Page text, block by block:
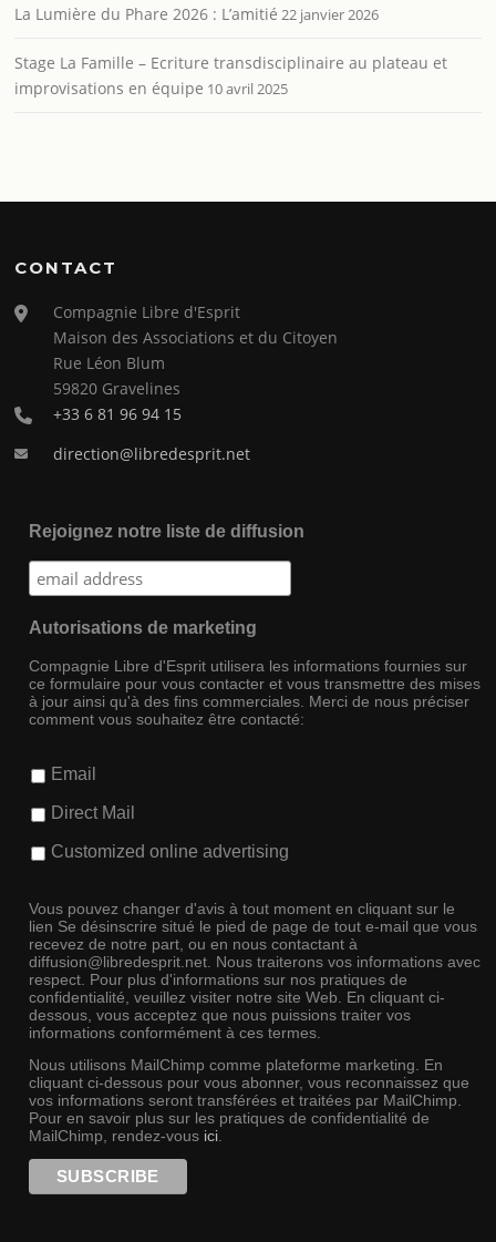
La Lumière du Phare 2026 : L’amitié 22 janvier 2026
Stage La Famille – Ecriture transdisciplinaire au plateau et
improvisations en équipe 10 avril 2025
CONTACT
Compagnie Libre d'Esprit
Maison des Associations et du Citoyen
Rue Léon Blum
59820 Gravelines
+33 6 81 96 94 15
direction@libredesprit.net
Rejoignez notre liste de diffusion
Autorisations de marketing
Compagnie Libre d'Esprit utilisera les informations fournies sur
ce formulaire pour vous contacter et vous transmettre des mises
à jour ainsi qu'à des fins commerciales. Merci de nous préciser
comment vous souhaitez être contacté:
Email
Direct Mail
Customized online advertising
Vous pouvez changer d'avis à tout moment en cliquant sur le
lien Se désinscrire situé le pied de page de tout e-mail que vous
recevez de notre part, ou en nous contactant à
diffusion@libredesprit.net. Nous traiterons vos informations avec
respect. Pour plus d'informations sur nos pratiques de
confidentialité, veuillez visiter notre site Web. En cliquant ci-
dessous, vous acceptez que nous puissions traiter vos
informations conformément à ces termes.
Nous utilisons MailChimp comme plateforme marketing. En
cliquant ci-dessous pour vous abonner, vous reconnaissez que
vos informations seront transférées et traitées par MailChimp.
Pour en savoir plus sur les pratiques de confidentialité de
MailChimp, rendez-vous ici.